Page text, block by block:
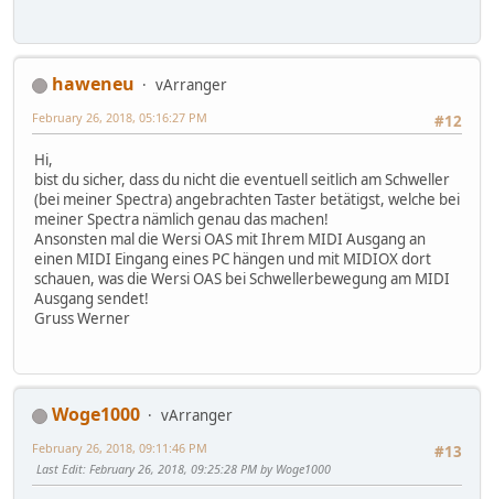
haweneu
vArranger
#12
February 26, 2018, 05:16:27 PM
Hi,
bist du sicher, dass du nicht die eventuell seitlich am Schweller
(bei meiner Spectra) angebrachten Taster betätigst, welche bei
meiner Spectra nämlich genau das machen!
Ansonsten mal die Wersi OAS mit Ihrem MIDI Ausgang an
einen MIDI Eingang eines PC hängen und mit MIDIOX dort
schauen, was die Wersi OAS bei Schwellerbewegung am MIDI
Ausgang sendet!
Gruss Werner
Woge1000
vArranger
#13
February 26, 2018, 09:11:46 PM
Last Edit: February 26, 2018, 09:25:28 PM by Woge1000